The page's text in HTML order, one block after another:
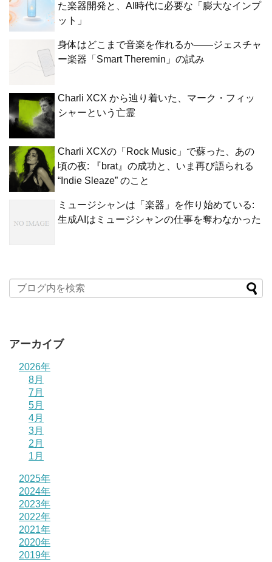
た楽器開発と、AI時代に必要な「膨大なインプ
ット」
身体はどこまで音楽を作れるか——ジェスチャ
ー楽器「Smart Theremin」の試み
Charli XCX から辿り着いた、マーク・フィッ
シャーという亡霊
Charli XCXの「Rock Music」で蘇った、あの
頃の夜: 『brat』の成功と、いま再び語られる
“Indie Sleaze” のこと
ミュージシャンは「楽器」を作り始めている:
生成AIはミュージシャンの仕事を奪わなかった
アーカイブ
2026年
8月
7月
5月
4月
3月
2月
1月
2025年
2024年
2023年
2022年
2021年
2020年
2019年